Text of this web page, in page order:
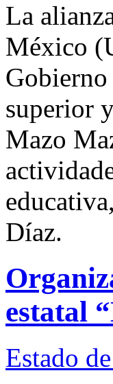
La
México
superior
Mazo
Díaz.
estatal
Estado